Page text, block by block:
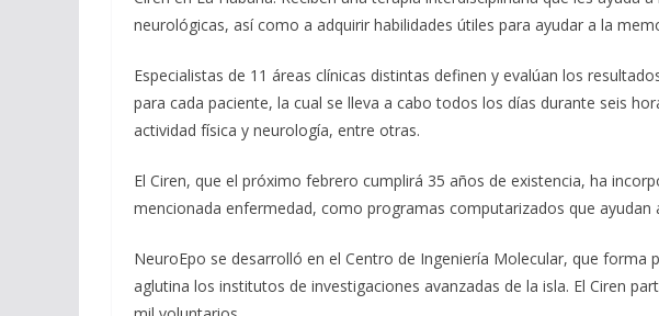
neurológicas, así como a adquirir habilidades útiles para ayudar a la
Especialistas de 11 áreas clínicas distintas definen y evalúan los
para cada paciente, la cual se lleva a cabo todos los días durante seis
actividad física y neurología, entre otras.
El Ciren, que el próximo febrero cumplirá 35 años de existencia, ha
mencionada enfermedad, como programas computarizados que
NeuroEpo se desarrolló en el Centro de Ingeniería Molecular, que forma
aglutina los institutos de investigaciones avanzadas de la isla. El Ciren